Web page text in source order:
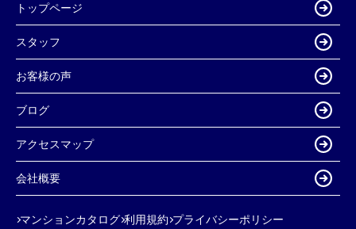
トップページ
スタッフ
お客様の声
ブログ
アクセスマップ
会社概要
マンションカタログ 利用規約 プライバシーポリシー